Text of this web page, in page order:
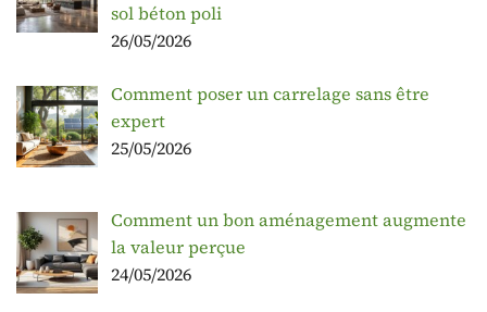
sol béton poli
26/05/2026
Comment poser un carrelage sans être
expert
25/05/2026
Comment un bon aménagement augmente
la valeur perçue
24/05/2026